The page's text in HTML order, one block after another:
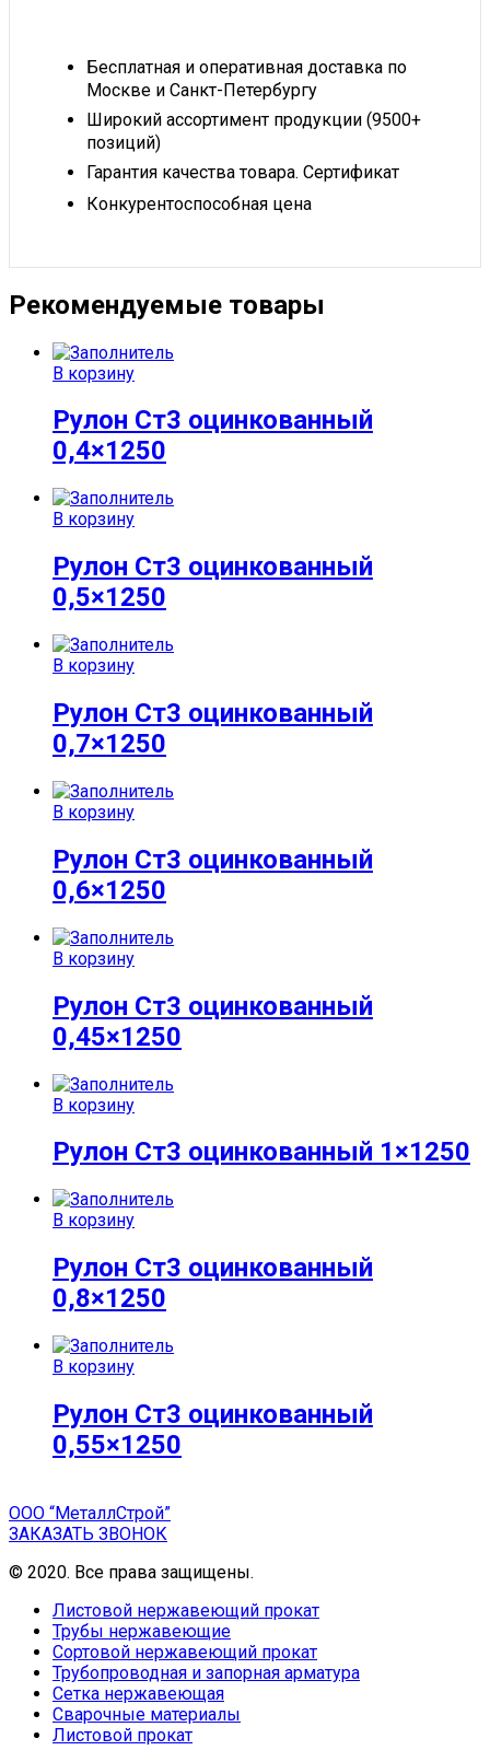
Бесплатная и оперативная доставка по
Москве и Санкт-Петербургу
Широкий ассортимент продукции (9500+
позиций)
Гарантия качества товара. Сертификат
Конкурентоспособная цена
Рекомендуемые товары
В корзину
Рулон Ст3 оцинкованный
0,4×1250
В корзину
Рулон Ст3 оцинкованный
0,5×1250
В корзину
Рулон Ст3 оцинкованный
0,7×1250
В корзину
Рулон Ст3 оцинкованный
0,6×1250
В корзину
Рулон Ст3 оцинкованный
0,45×1250
В корзину
Рулон Ст3 оцинкованный 1×1250
В корзину
Рулон Ст3 оцинкованный
0,8×1250
В корзину
Рулон Ст3 оцинкованный
0,55×1250
ООО “МеталлСтрой”
ЗАКАЗАТЬ ЗВОНОК
© 2020. Все права защищены.
Листовой нержавеющий прокат
Трубы нержавеющие
Сортовой нержавеющий прокат
Трубопроводная и запорная арматура
Сетка нержавеющая
Сварочные материалы
Листовой прокат